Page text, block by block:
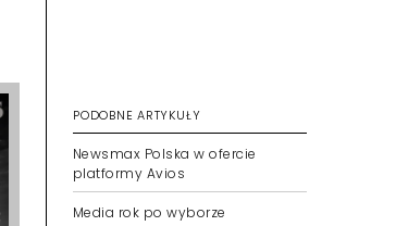
PODOBNE ARTYKUŁY
Newsmax Polska w ofercie
platformy Avios
Media rok po wyborze